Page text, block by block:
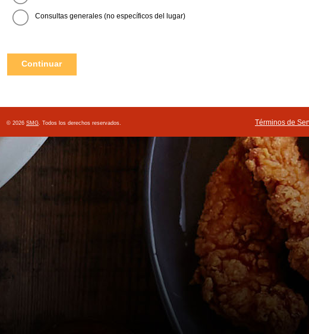
Consultas generales (no específicos del lugar)
Términos de
© 2026 SMG. Todos los derechos reservados.